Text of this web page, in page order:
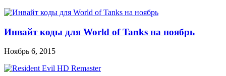
Инвайт коды для World of Tanks на ноябрь
Ноябрь 6, 2015